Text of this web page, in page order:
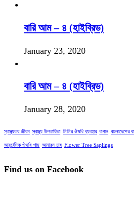
বারি আম – ৪ (হাইব্রিড)
January 23, 2020
বারি আম – ৪ (হাইব্রিড)
January 28, 2020
স্বাস্থ্যকর জীবন স্বাস্থ্য উপকারিতা লিলির ঔষধি ব্যবহার বাগান
আয়ুর্বেদিক ঔষধি গাছ আনারস চাষ Flower Tree Saplings
Find us on Facebook